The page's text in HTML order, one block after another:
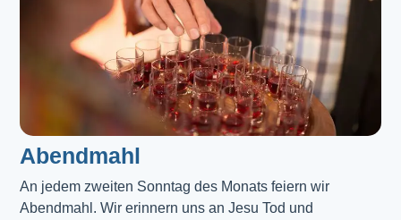
Abendmahl​
An jedem zweiten Sonntag des Monats feiern wir
Abendmahl. Wir erinnern uns an Jesu Tod und